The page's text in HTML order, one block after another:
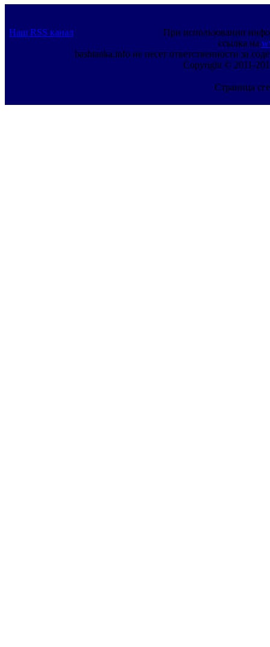
Наш RSS канал
При использовании
ссылка на
bashtanka.info не несет ответственности за
Copyright © 2011-
Страница